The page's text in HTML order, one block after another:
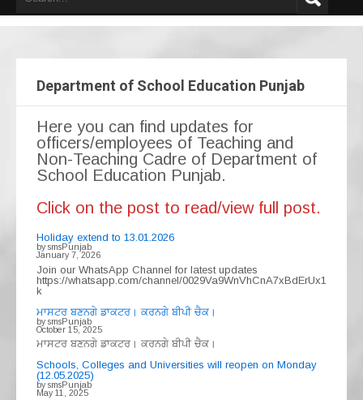
Department of School Education Punjab
Here you can find updates for
officers/employees of Teaching and
Non-Teaching Cadre of Department of
School Education Punjab.
Click on the post to read/view full post.
Holiday extend to 13.01.2026
by smsPunjab
January 7, 2026
Join our WhatsApp Channel for latest updates
https://whatsapp.com/channel/0029Va9WnVhCnA7xBdErUx1
k
ਮਾਸਟਰ ਬਣਨਗੇ ਡਾਕਟਰ। ਕਰਨਗੇ ਬੀਪੀ ਚੈਕ।
by smsPunjab
October 15, 2025
ਮਾਸਟਰ ਬਣਨਗੇ ਡਾਕਟਰ। ਕਰਨਗੇ ਬੀਪੀ ਚੈਕ।
Schools, Colleges and Universities will reopen on Monday
(12.05.2025)
by smsPunjab
May 11, 2025